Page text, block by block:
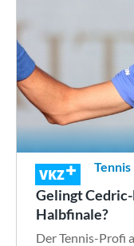
VKZ Tennis
Gelingt
Halbfinale?
Der Tennis-Profi